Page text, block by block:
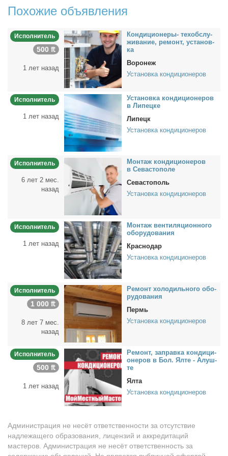
Похожие объявления
Исполнитель
500 ₶
1 лет назад
Кон­ди­ци­о­не­ры- тех­об­слу­
жи­ва­ние, ре­монт, уста­нов­
ка
Воронеж
Установка кондиционеров
Исполнитель
1 лет назад
Уста­нов­ка кон­ди­ци­о­не­ров
в Ли­пец­ке
Липецк
Установка кондиционеров
Исполнитель
6 лет 2 мес.
назад
Мон­таж кон­ди­ци­о­не­ров
в Се­ва­сто­по­ле
Севастополь
Установка кондиционеров
Исполнитель
1 лет назад
Мон­таж вен­ти­ля­ци­он­но­го
обо­ру­до­ва­ния
Краснодар
Установка кондиционеров
Исполнитель
1 000 ₶
8 лет 7 мес.
назад
Ре­монт хо­ло­диль­но­го обо­
ру­до­ва­ния
Пермь
Установка кондиционеров
Исполнитель
500 ₶
1 лет назад
Ре­монт, за­прав­ка кон­ди­ци­
о­не­ров в Бол. Ял­те - Алуш­
те
Ялта
Установка кондиционеров
Администрация не несёт ответственности за отсутствие
надлежащего образования, лицензий и аккредитаций
мастеров. Администрация не несёт ответственность за